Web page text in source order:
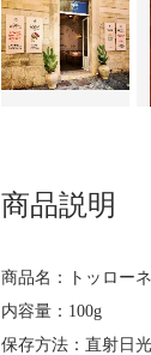
商品説明
商品名：トッローネ
内容量：100g
保存方法：直射日